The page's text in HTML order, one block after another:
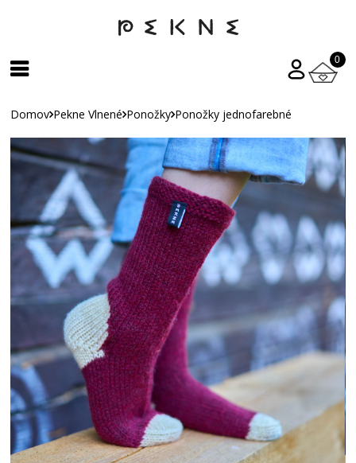
0
Domov Pekne Vlnené Ponožky Ponožky jednofarebné